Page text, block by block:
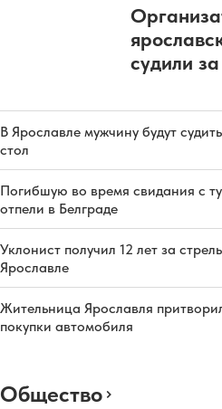
судили
В Ярославле мужчину будут
стол
Погибшую во время свидания с
отпели в Белграде
Уклонист получил 12 лет за
Ярославле
Жительница Ярославля
покупки автомобиля
Общество